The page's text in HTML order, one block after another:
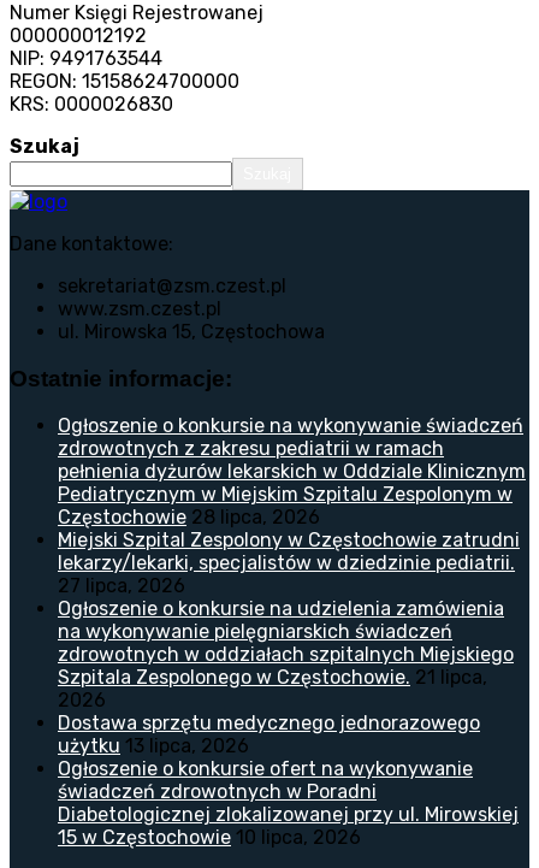
Numer Księgi Rejestrowanej
000000012192
NIP: 9491763544
REGON: 15158624700000
KRS: 0000026830
Szukaj
Dane kontaktowe:
sekretariat@zsm.czest.pl
www.zsm.czest.pl
ul. Mirowska 15, Częstochowa
Ostatnie informacje:
Ogłoszenie o konkursie na wykonywanie świadczeń
zdrowotnych z zakresu pediatrii w ramach
pełnienia dyżurów lekarskich w Oddziale Klinicznym
Pediatrycznym w Miejskim Szpitalu Zespolonym w
Częstochowie 28 lipca, 2026
Miejski Szpital Zespolony w Częstochowie zatrudni
lekarzy/lekarki, specjalistów w dziedzinie pediatrii.
27 lipca, 2026
Ogłoszenie o konkursie na udzielenia zamówienia
na wykonywanie pielęgniarskich świadczeń
zdrowotnych w oddziałach szpitalnych Miejskiego
Szpitala Zespolonego w Częstochowie. 21 lipca,
2026
Dostawa sprzętu medycznego jednorazowego
użytku 13 lipca, 2026
Ogłoszenie o konkursie ofert na wykonywanie
świadczeń zdrowotnych w Poradni
Diabetologicznej zlokalizowanej przy ul. Mirowskiej
15 w Częstochowie 10 lipca, 2026